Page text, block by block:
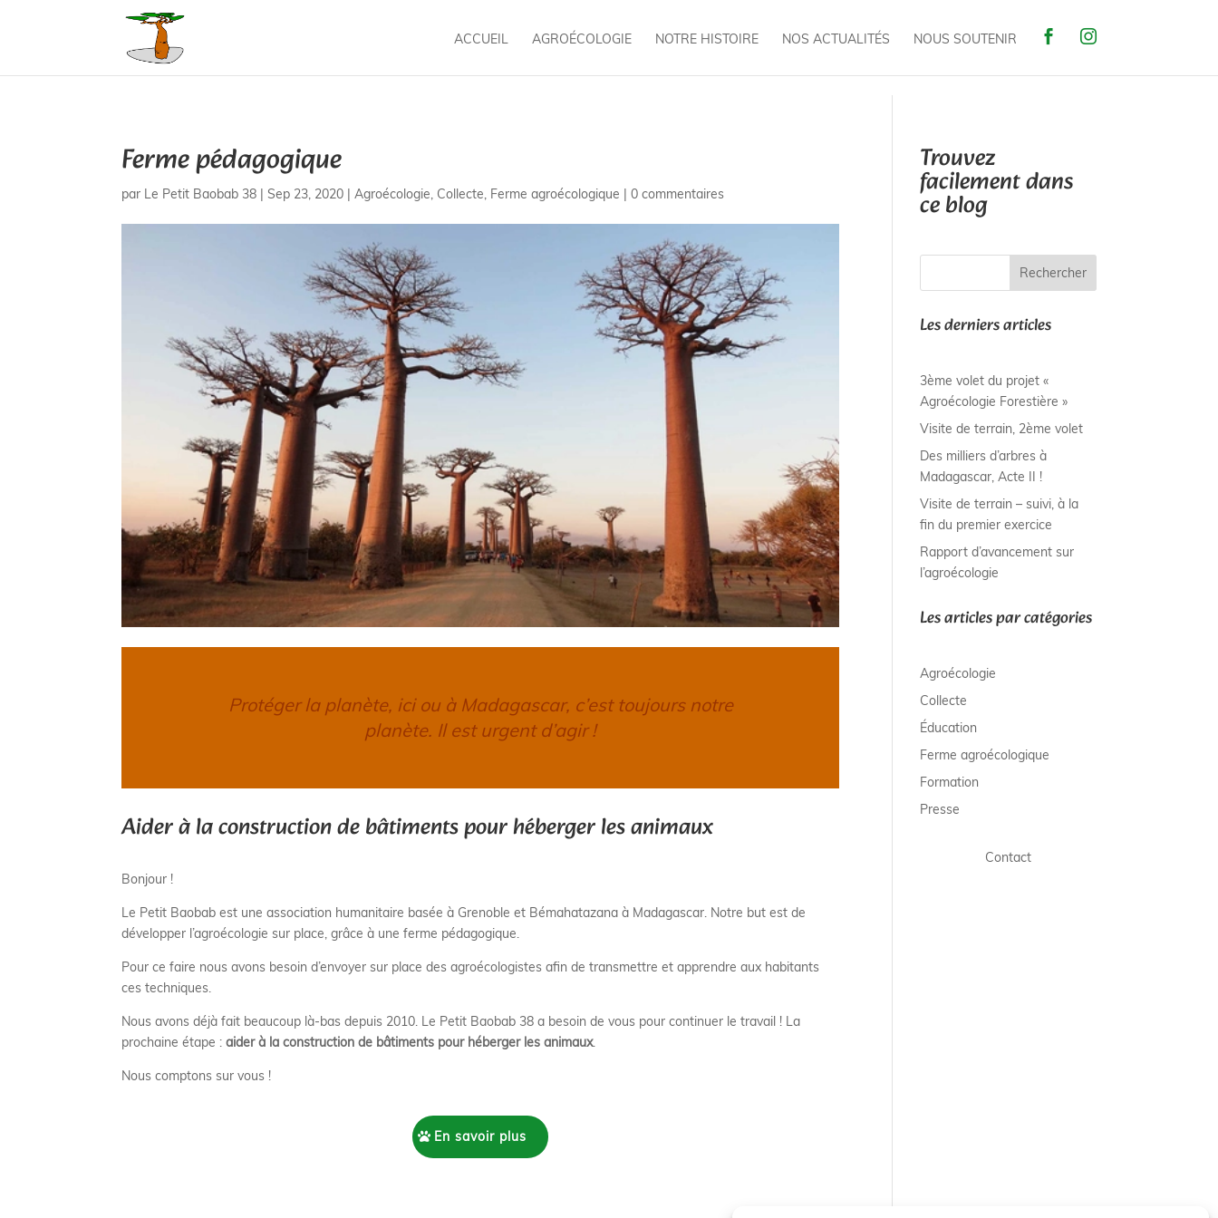
@media screen and ( max-width: 980px ) { .inverse { display: flex; flex-direction: column-reverse; } }
ACCUEIL
AGROÉCOLOGIE NOTRE HISTOIRE NOS ACTUALITÉS NOUS SOUTENIR  
Ferme pédagogique
par Le Petit Baobab 38 |Sep 23, 2020 |Agroécologie, Collecte, Ferme agroécologique |0 commentaires
Protéger la planète, ici ou à Madagascar, c’est toujours notre
planète. Il est urgent d’agir !
Aider à la construction de bâtiments pour héberger les animaux
Bonjour !
Le Petit Baobab est une association humanitaire basée à Grenoble et Bémahatazana à Madagascar. Notre but est de
développer l’agroécologie sur place, grâce à une ferme pédagogique.
Pour ce faire nous avons besoin d’envoyer sur place des agroécologistes afin de transmettre et apprendre aux habitants
ces techniques.
Nous avons déjà fait beaucoup là-bas depuis 2010. Le Petit Baobab 38 a besoin de vous pour continuer le travail ! La
prochaine étape :aider à la construction de bâtiments pour héberger les animaux.
Nous comptons sur vous !
En savoir plus
Trouvez
facilement dans
ce blog
Rechercher
Les derniers articles
3ème volet du projet «
Agroécologie Forestière »
Visite de terrain, 2ème volet
Des milliers d’arbres à
Madagascar, Acte II !
Visite de terrain – suivi, à la
fin du premier exercice
Rapport d’avancement sur
l’agroécologie
Les articles par catégories
Agroécologie
Collecte
Éducation
Ferme agroécologique
Formation
Presse
Contact